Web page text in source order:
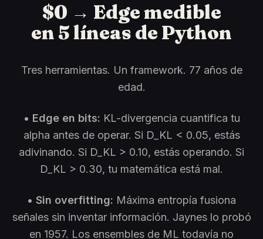
$0 → Edge medible
en 5 líneas de Python
Tres herramientas. Un framework. 77 años de
edad.
• Edge en bits: KL-divergencia cuantifica tu
alpha antes de operar. Si D_KL < 0.05, estás
adivinando. Si D_KL > 0.10, estás operando. Si
D_KL > 0.30, tu matemática está mal.
• Sin overfitting: Máxima entropía fusiona
señales sin inventar información. Jaynes lo probó
en 1957. Los ensembles de ML todavía no